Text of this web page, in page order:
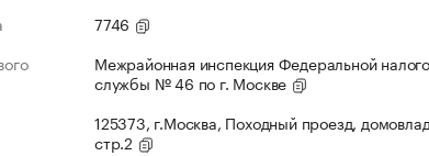
7746
Межрайонная инспекция Федеральной
службы № 46 по г. Москве
125373, г.Москва, Походный проезд,
стр.2